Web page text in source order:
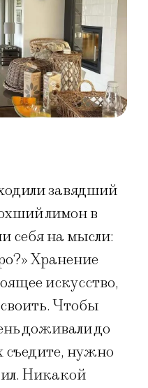
завядший
лимон в
себя на мысли:
Хранение
искусство,
Чтобы
доживали до
съедите, нужно
Никакой